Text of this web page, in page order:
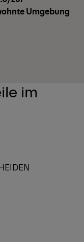
Umgebung
im